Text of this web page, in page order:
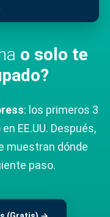
o solo te
: los primeros 3
EE.UU. Después,
muestran dónde
paso.